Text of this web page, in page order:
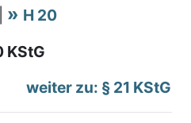
H 20
KStG
weiter zu: § 21 KStG